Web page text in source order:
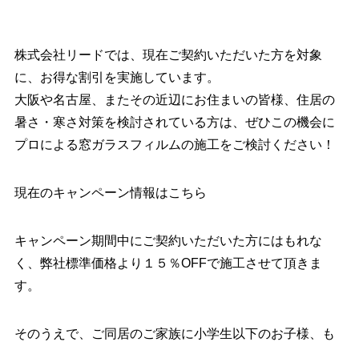
株式会社リードでは、現在ご契約いただいた方を対象
に、お得な割引を実施しています。
大阪や名古屋、またその近辺にお住まいの皆様、住居の
暑さ・寒さ対策を検討されている方は、ぜひこの機会に
プロによる窓ガラスフィルムの施工をご検討ください！
現在のキャンペーン情報はこちら
キャンペーン期間中にご契約いただいた方にはもれな
く、弊社標準価格より１５％OFFで施工させて頂きま
す。
そのうえで、ご同居のご家族に小学生以下のお子様、も